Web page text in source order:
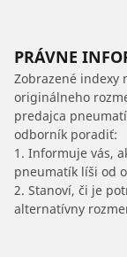
PRÁVNE
Zobrazené indexy
originálneho
predajca
odborník poradiť:
1. Informuje vás,
pneumatík líši od
2. Stanoví, či je
alternatívny